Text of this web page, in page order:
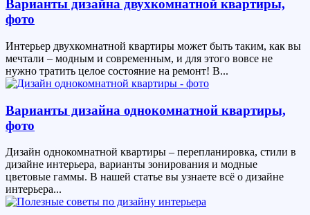
Варианты дизайна двухкомнатной квартиры,
фото
Интерьер двухкомнатной квартиры может быть таким, как вы
мечтали – модным и современным, и для этого вовсе не
нужно тратить целое состояние на ремонт! В...
Варианты дизайна однокомнатной квартиры,
фото
Дизайн однокомнатной квартиры – перепланировка, стили в
дизайне интерьера, варианты зонирования и модные
цветовые гаммы. В нашей статье вы узнаете всё о дизайне
интерьера...